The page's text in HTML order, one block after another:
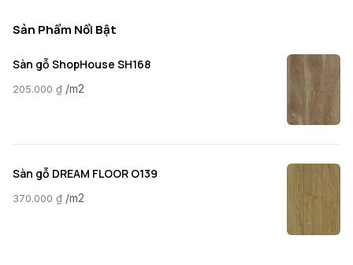
Sản Phẩm Nổi Bật
Sàn gỗ ShopHouse SH168
205.000 ₫ /m2
Sàn gỗ DREAM FLOOR O139
370.000 ₫ /m2